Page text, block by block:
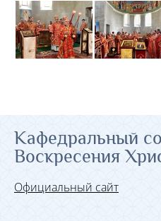
Кафедральный
Воскресения
Официальный сайт